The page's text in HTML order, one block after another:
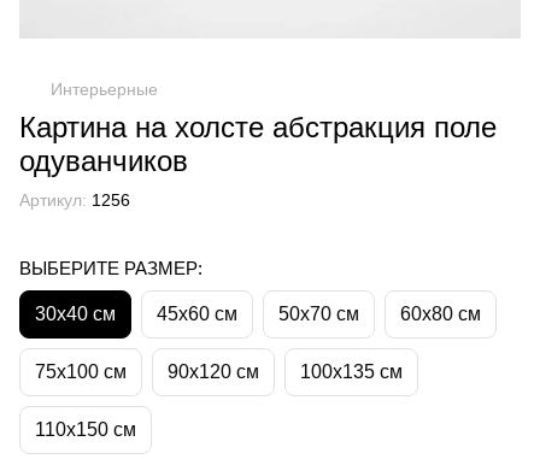
Интерьерные
Картина на холсте абстракция поле
одуванчиков
Артикул: 1256
ВЫБЕРИТЕ РАЗМЕР:
30х40 см 45х60 см 50х70 см 60х80 см
75х100 см 90х120 см 100х135 см
110х150 см